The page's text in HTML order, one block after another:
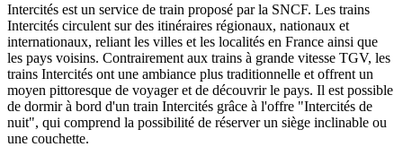
Intercités est un service de train proposé par la SNCF. Les trains
Intercités circulent sur des itinéraires régionaux, nationaux et
internationaux, reliant les villes et les localités en France ainsi que
les pays voisins. Contrairement aux trains à grande vitesse TGV, les
trains Intercités ont une ambiance plus traditionnelle et offrent un
moyen pittoresque de voyager et de découvrir le pays. Il est possible
de dormir à bord d'un train Intercités grâce à l'offre "Intercités de
nuit", qui comprend la possibilité de réserver un siège inclinable ou
une couchette.